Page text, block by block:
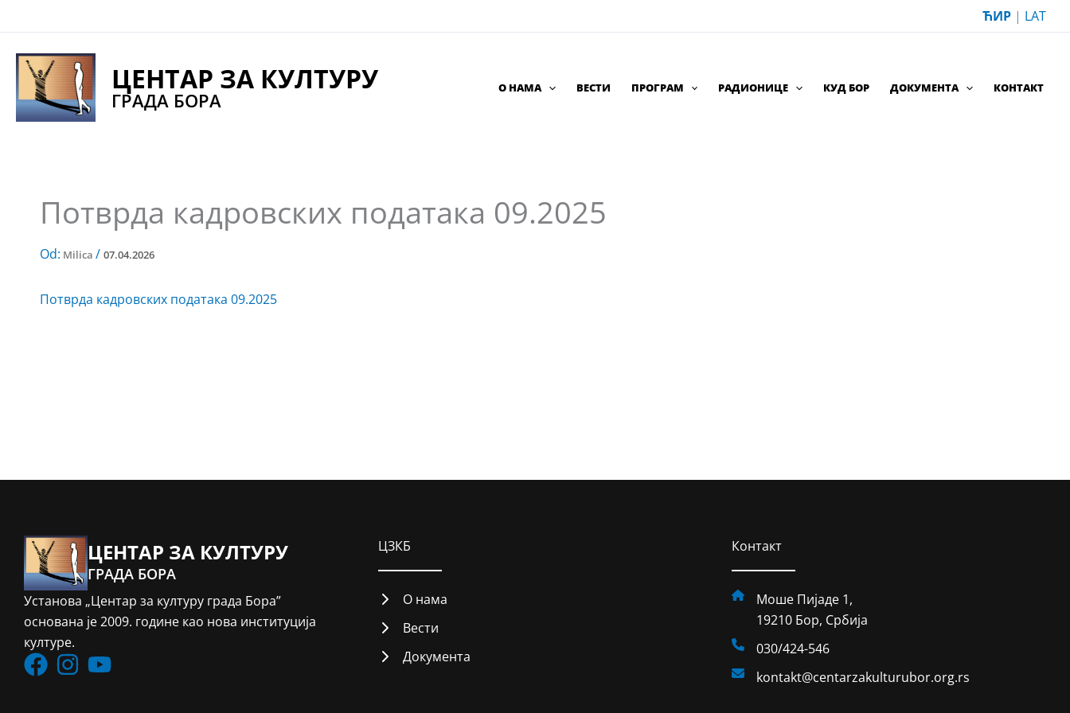
na
sadržaj
ЋИР | LAT
ЦЕНТАР ЗА КУЛТУРУ
ГРАДА БОРА
О НАМА ВЕСТИ ПРОГРАМ РАДИОНИЦЕ КУД БОР ДОКУМЕНТА КОНТАКТ
Потврда кадровских података 09.2025
Od: Milica / 07.04.2026
Потврда кадровских података 09.2025
ЦЕНТАР ЗА КУЛТУРУ
ГРАДА БОРА
Установа „Центар за културу града Бора”
основана је 2009. године као нова институција
културе.
ЦЗКБ
О нама
Вести
Документа
Контакт
Моше Пијаде 1,
19210 Бор, Србија
030/424-546
kontakt@centarzakulturubor.org.rs